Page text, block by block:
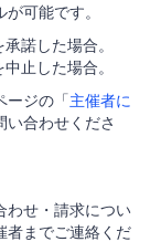
可能です。
諾した場合。
止した場合。
ージの「主催者に
い合わせくださ
わせ・請求につい
者までご連絡くだ